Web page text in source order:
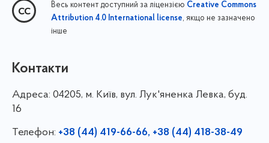
Весь контент доступний за ліцензією Creative Commons
Attribution 4.0 International license, якщо не зазначено
інше
Контакти
Адреса: 04205, м. Київ, вул. Лук'яненка Левка, буд.
16
Телефон: +38 (44) 419-66-66, +38 (44) 418-38-49